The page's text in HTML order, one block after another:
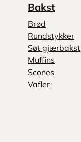
Bakst
Brød
Rundstykker
Søt gjærbakst
Muffins
Scones
Vafler